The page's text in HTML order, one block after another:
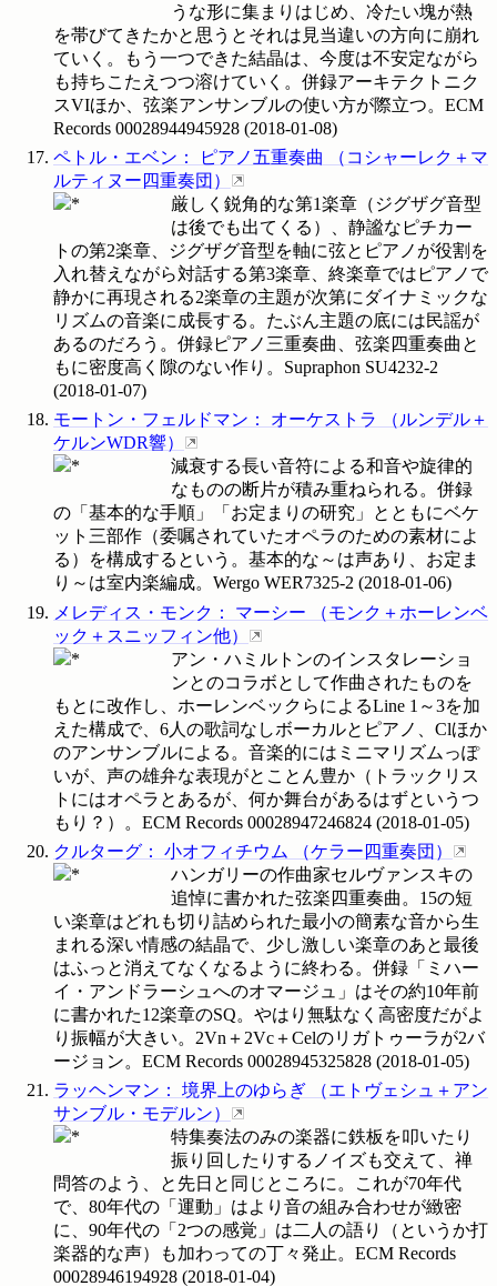
うな形に集まりはじめ、冷たい塊が熱
を帯びてきたかと思うとそれは見当違いの方向に崩れ
ていく。もう一つできた結晶は、今度は不安定ながら
も持ちこたえつつ溶けていく。併録アーキテクトニク
スVIほか、弦楽アンサンブルの使い方が際立つ。ECM
Records 00028944945928 (2018-01-08)
ペトル・エベン ： ピアノ五重奏曲 （ コシャーレク＋マ
ルティヌー四重奏団 ）
厳しく鋭角的な第1楽章（ジグザグ音型
は後でも出てくる）、静謐なピチカー
トの第2楽章、ジグザグ音型を軸に弦とピアノが役割を
入れ替えながら対話する第3楽章、終楽章ではピアノで
静かに再現される2楽章の主題が次第にダイナミックな
リズムの音楽に成長する。たぶん主題の底には民謡が
あるのだろう。併録ピアノ三重奏曲、弦楽四重奏曲と
もに密度高く隙のない作り。Supraphon SU4232-2
(2018-01-07)
モートン・フェルドマン ： オーケストラ （ ルンデル＋
ケルンWDR響）
減衰する長い音符による和音や旋律的
なものの断片が積み重ねられる。併録
の「基本的な手順」「お定まりの研究」とともにベケ
ット三部作（委嘱されていたオペラのための素材によ
る）を構成するという。基本的な～は声あり、お定ま
り～は室内楽編成。Wergo WER7325-2 (2018-01-06)
メレディス・モンク ： マーシー （モンク＋ホーレンベ
ック＋スニッフィン他）
アン・ハミルトンのインスタレーショ
ンとのコラボとして作曲されたものを
もとに改作し、ホーレンベックらによるLine 1～3を加
えた構成で、6人の歌詞なしボーカルとピアノ、Clほか
のアンサンブルによる。音楽的にはミニマリズムっぽ
いが、声の雄弁な表現がとことん豊か（トラックリス
トにはオペラとあるが、何か舞台があるはずというつ
もり？）。ECM Records 00028947246824 (2018-01-05)
クルターグ ： 小オフィチウム （ケラー四重奏団 ）
ハンガリーの作曲家セルヴァンスキの
追悼に書かれた弦楽四重奏曲。15の短
い楽章はどれも切り詰められた最小の簡素な音から生
まれる深い情感の結晶で、少し激しい楽章のあと最後
はふっと消えてなくなるように終わる。併録「ミハー
イ・アンドラーシュへのオマージュ」はその約10年前
に書かれた12楽章のSQ。やはり無駄なく高密度だがよ
り振幅が大きい。2Vn＋2Vc＋Celのリガトゥーラが2バ
ージョン。ECM Records 00028945325828 (2018-01-05)
ラッヘンマン ： 境界上のゆらぎ （エトヴェシュ＋アン
サンブル・モデルン）
特集奏法のみの楽器に鉄板を叩いたり
振り回したりするノイズも交えて、禅
問答のよう、と先日と同じところに。これが70年代
で、80年代の「運動」はより音の組み合わせが緻密
に、90年代の「2つの感覚」は二人の語り（というか打
楽器的な声）も加わっての丁々発止。ECM Records
00028946194928 (2018-01-04)